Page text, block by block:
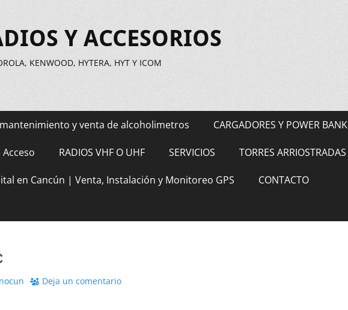
Y ACCESORIOS
KENWOOD, HYTERA, HYT Y ICOM
y venta de alcoholimetros CARGADORES Y POWER BANK
RADIOS VHF O UHF SERVICIOS TORRES ARRIOSTRADAS
en Cancún | Venta, Instalación y Monitoreo GPS CONTACTO
Deja un comentario